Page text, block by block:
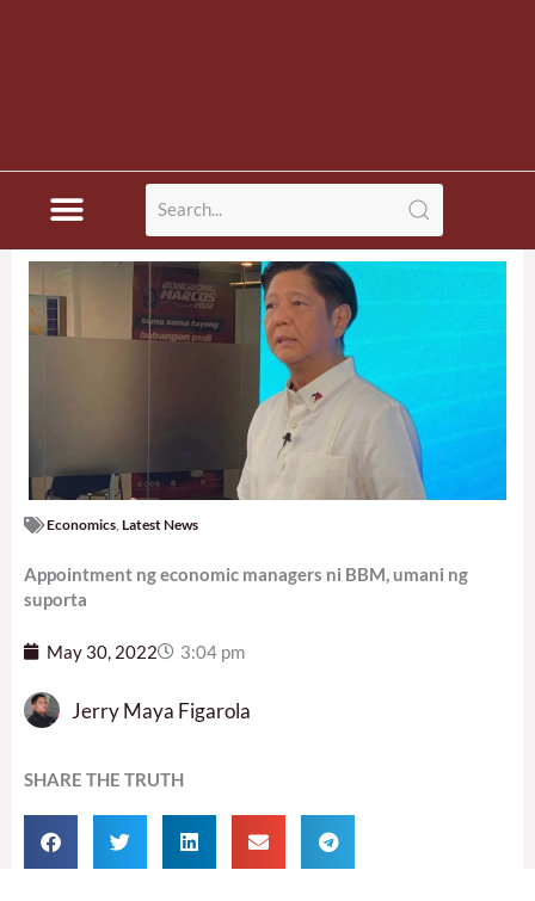
Economics Latest News
Appointment ng economic managers ni BBM, umani ng
suporta
May 30, 2022 3:04 pm
Jerry Maya Figarola
SHARE THE TRUTH